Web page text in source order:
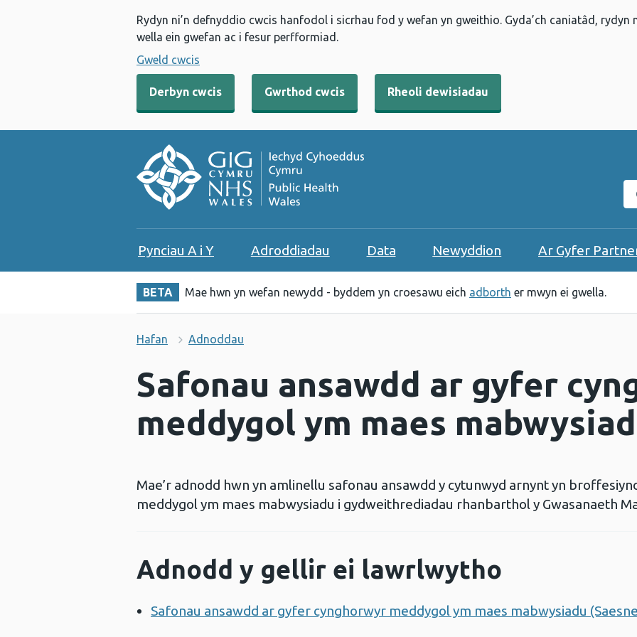
Rydyn ni’n defnyddio cwcis hanfodol i sicrhau fod y wefan yn gweithio. Gyda’ch caniatâd,
wella ein gwefan ac i fesur perfformiad.
Gweld cwcis
Derbyn cwcis Gwrthod cwcis Rheoli dewisiadau
Pynciau A i Y Adroddiadau Data Newyddion Ar Gyfer
BETA Mae hwn yn wefan newydd - byddem yn croesawu eich adborth er mwyn ei gwella.
Hafan Adnoddau
Safonau ansawdd ar gyfer
meddygol ym maes
Mae’r adnodd hwn yn amlinellu safonau ansawdd y cytunwyd arnynt yn
meddygol ym maes mabwysiadu i gydweithrediadau rhanbarthol y Gwasanaeth
Adnodd y gellir ei lawrlwytho
Safonau ansawdd ar gyfer cynghorwyr meddygol ym maes mabwysiadu